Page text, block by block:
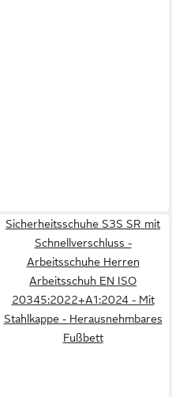
Sicherheitsschuhe S3S SR mit
Schnellverschluss -
Arbeitsschuhe Herren
Arbeitsschuh EN ISO
20345:2022+A1:2024 - Mit
Stahlkappe - Herausnehmbares
Fußbett